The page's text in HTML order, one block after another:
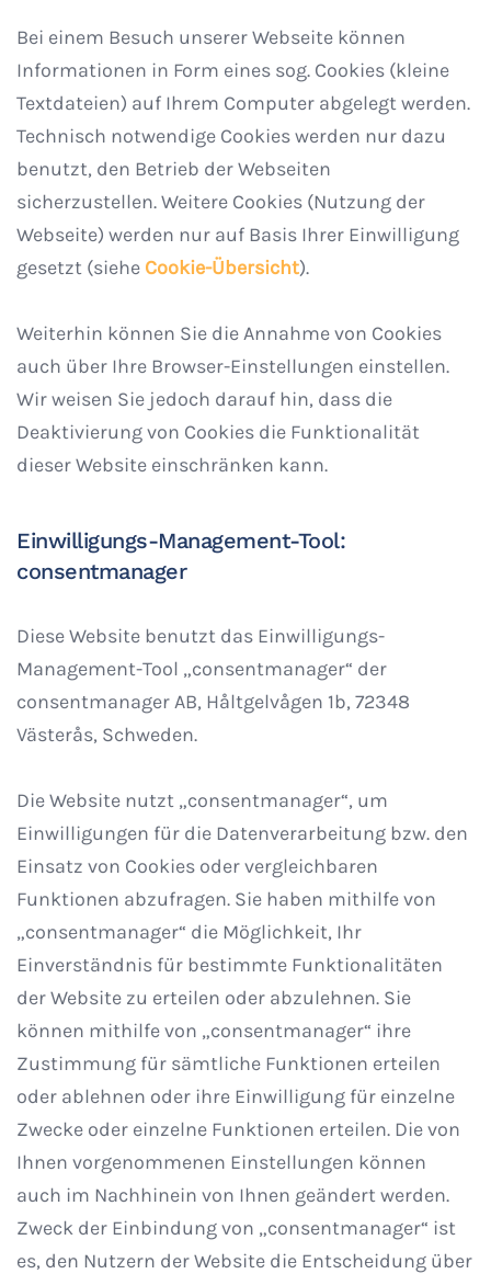
Bei einem Besuch unserer Webseite können
Informationen in Form eines sog. Cookies (kleine
Textdateien) auf Ihrem Computer abgelegt werden.
Technisch notwendige Cookies werden nur dazu
benutzt, den Betrieb der Webseiten
sicherzustellen. Weitere Cookies (Nutzung der
Webseite) werden nur auf Basis Ihrer Einwilligung
gesetzt (siehe Cookie-Übersicht).
Weiterhin können Sie die Annahme von Cookies
auch über Ihre Browser-Einstellungen einstellen.
Wir weisen Sie jedoch darauf hin, dass die
Deaktivierung von Cookies die Funktionalität
dieser Website einschränken kann.
Einwilligungs-Management-Tool:
consentmanager
Diese Website benutzt das Einwilligungs-
Management-Tool „consentmanager“ der
consentmanager AB, Håltgelvågen 1b, 72348
Västerås, Schweden.
Die Website nutzt „consentmanager“, um
Einwilligungen für die Datenverarbeitung bzw. den
Einsatz von Cookies oder vergleichbaren
Funktionen abzufragen. Sie haben mithilfe von
„consentmanager“ die Möglichkeit, Ihr
Einverständnis für bestimmte Funktionalitäten
der Website zu erteilen oder abzulehnen. Sie
können mithilfe von „consentmanager“ ihre
Zustimmung für sämtliche Funktionen erteilen
oder ablehnen oder ihre Einwilligung für einzelne
Zwecke oder einzelne Funktionen erteilen. Die von
Ihnen vorgenommenen Einstellungen können
auch im Nachhinein von Ihnen geändert werden.
Zweck der Einbindung von „consentmanager“ ist
es, den Nutzern der Website die Entscheidung über